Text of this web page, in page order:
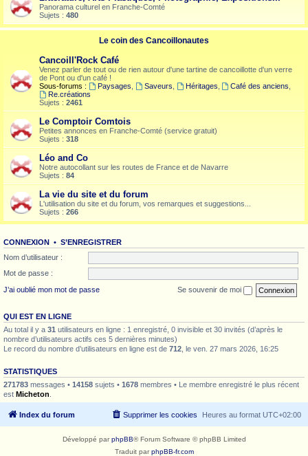
Panorama culturel en Franche-Comté
Sujets : 480
Le coin des Cancoillonautes
Cancoill'Rock Café
Venez parler de tout ou de rien autour d'une tartine de cancoillotte d'un verre
de Pont ou d'un café !
Sous-forums :
Paysages Saveurs Héritages Café des anciens
Re.créations
Sujets : 2461
Le Comptoir Comtois
Petites annonces en Franche-Comté (service gratuit)
Sujets : 318
Léo and Co
Notre autocollant sur les routes de France et de Navarre
Sujets : 84
La vie du site et du forum
L'utilisation du site et du forum, vos remarques et suggestions...
Sujets : 266
CONNEXION • S’ENREGISTRER
Nom d’utilisateur :
Mot de passe :
J’ai oublié mon mot de passe
Se souvenir de moi
QUI EST EN LIGNE
Au total il y a 31 utilisateurs en ligne : 1 enregistré, 0 invisible et 30 invités (d’après le
nombre d’utilisateurs actifs ces 5 dernières minutes)
Le record du nombre d’utilisateurs en ligne est de 712 , le ven. 27 mars 2026, 16:25
STATISTIQUES
271783 messages • 14158 sujets • 1678 membres • Le membre enregistré le plus récent
est Micheton
Index du forum Heures au format UTC+02:00
Supprimer les cookies
Développé parphpBB® Forum Software © phpBB Limited
Traduit parphpBB-fr.com